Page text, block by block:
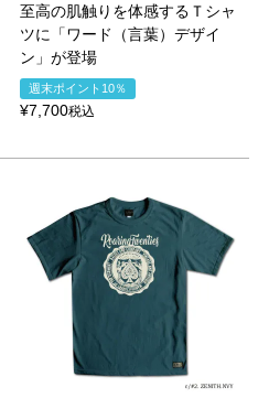
至高の肌触りを体感するＴシャ
ツに「ワード（言葉）デザイ
ン」が登場
週末ポイント10％
¥7,700税込